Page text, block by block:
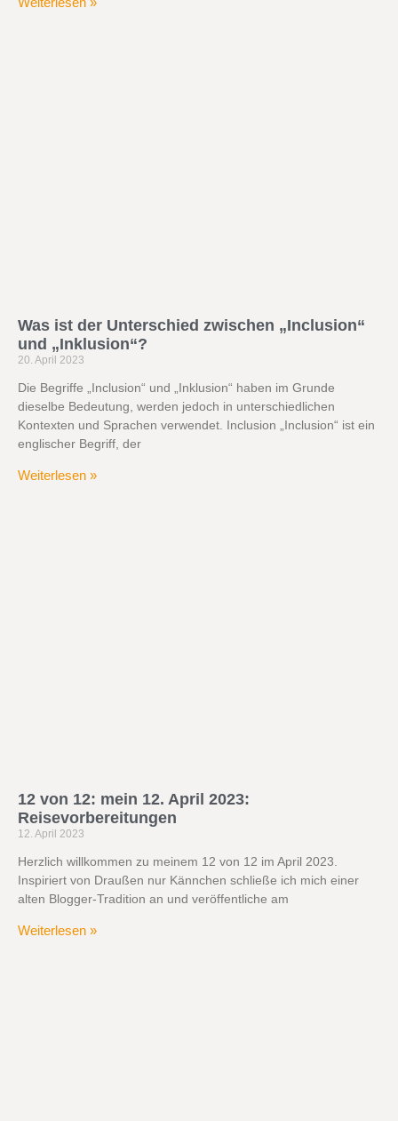
Was ist der Unterschied zwischen „Inclusion“
und „Inklusion“?
20. April 2023
Die Begriffe „Inclusion“ und „Inklusion“ haben im Grunde
dieselbe Bedeutung, werden jedoch in unterschiedlichen
Kontexten und Sprachen verwendet. Inclusion „Inclusion“ ist ein
englischer Begriff, der
Weiterlesen »
12 von 12: mein 12. April 2023:
Reisevorbereitungen
12. April 2023
Herzlich willkommen zu meinem 12 von 12 im April 2023.
Inspiriert von Draußen nur Kännchen schließe ich mich einer
alten Blogger-Tradition an und veröffentliche am
Weiterlesen »